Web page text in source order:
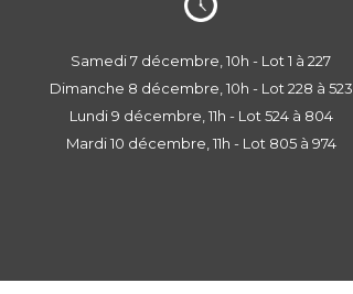
Samedi 7 décembre, 10h - Lot 1 à 227
Dimanche 8 décembre, 10h - Lot 228 à 523
Lundi 9 décembre, 11h - Lot 524 à 804
Mardi 10 décembre, 11h - Lot 805 à 974